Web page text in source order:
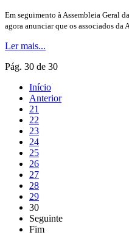
Em seguimento à Assembleia Geral da
agora anunciar que os associados
Ler mais...
Pág. 30 de 30
Início
Anterior
21
22
23
24
25
26
27
28
29
30
Seguinte
Fim